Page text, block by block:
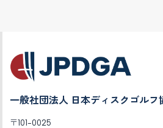
一般社団法人 日本ディスクゴルフ
〒101-0025